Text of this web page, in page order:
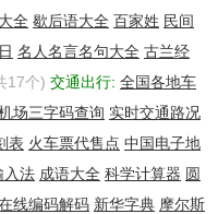
全 歇后语大全 百家姓 民间
名人名言名句大全 古兰经
17个) 交通出行: 全国各地车
场三字码查询 实时交通路况
表 火车票代售点 中国电子地
入法 成语大全 科学计算器 圆
线编码解码 新华字典 摩尔斯